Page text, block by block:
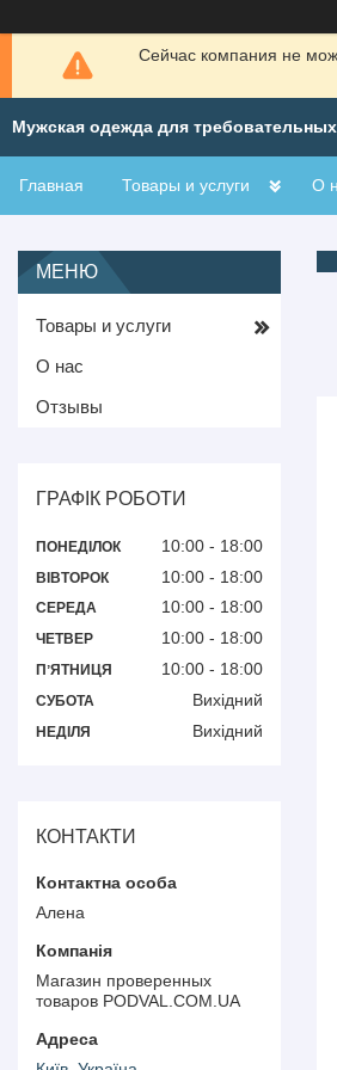
Сейчас компания не
Мужская одежда для требовательных
Главная Товары и услуги О
Товары и услуги
О нас
Отзывы
ГРАФІК РОБОТИ
ПОНЕДІЛОК 10:00 18:00
ВІВТОРОК 10:00 18:00
СЕРЕДА 10:00 18:00
ЧЕТВЕР 10:00 18:00
ПʼЯТНИЦЯ 10:00 18:00
СУБОТА Вихідний
НЕДІЛЯ Вихідний
КОНТАКТИ
Алена
Магазин проверенных
товаров PODVAL.СOM.UA